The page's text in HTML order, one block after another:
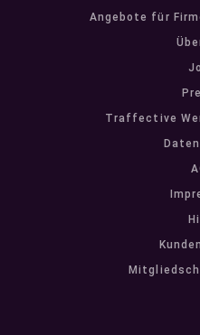
Angebote für
Traffective